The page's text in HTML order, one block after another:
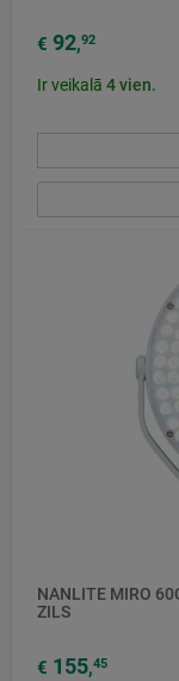
€ 92,92
Ir veikalā 4vien.
NANLITE MIRO
ZILS
€ 155,45